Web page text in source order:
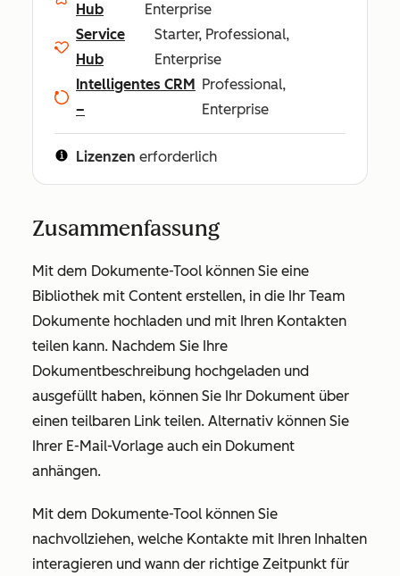
Hub
Enterprise
Service
Hub
Starter, Professional,
Enterprise
Intelligentes CRM
–
Professional,
Enterprise
Lizenzen erforderlich
Zusammenfassung
Mit dem Dokumente-Tool können Sie eine
Bibliothek mit Content erstellen, in die Ihr Team
Dokumente hochladen und mit Ihren Kontakten
teilen kann. Nachdem Sie Ihre
Dokumentbeschreibung hochgeladen und
ausgefüllt haben, können Sie Ihr Dokument über
einen teilbaren Link teilen. Alternativ können Sie
Ihrer E-Mail-Vorlage auch ein Dokument
anhängen.
Mit dem Dokumente-Tool können Sie
nachvollziehen, welche Kontakte mit Ihren Inhalten
interagieren und wann der richtige Zeitpunkt für